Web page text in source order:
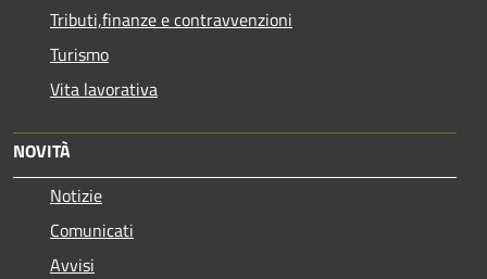
Tributi,finanze e contravvenzioni
Turismo
Vita lavorativa
NOVITÀ
Notizie
Comunicati
Avvisi